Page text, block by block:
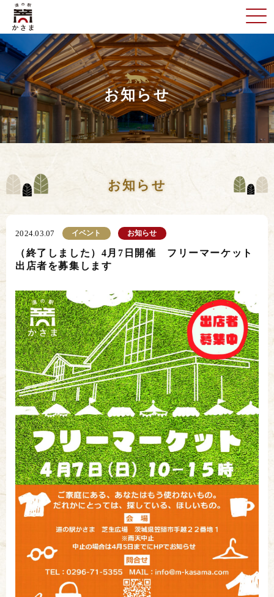
お知らせ
お知らせ
2024.03.07 イベント お知らせ
（終了しました）4月7日開催 フリーマーケット
出店者を募集します